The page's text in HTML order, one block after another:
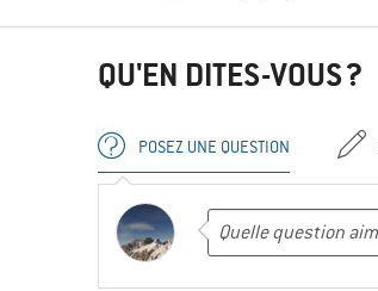
QU'EN DITES-VOUS ?
POSEZ UNE QUESTION